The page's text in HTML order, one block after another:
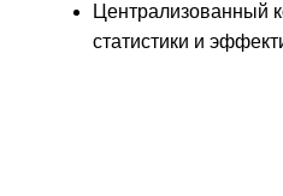
Централизованный
статистики и